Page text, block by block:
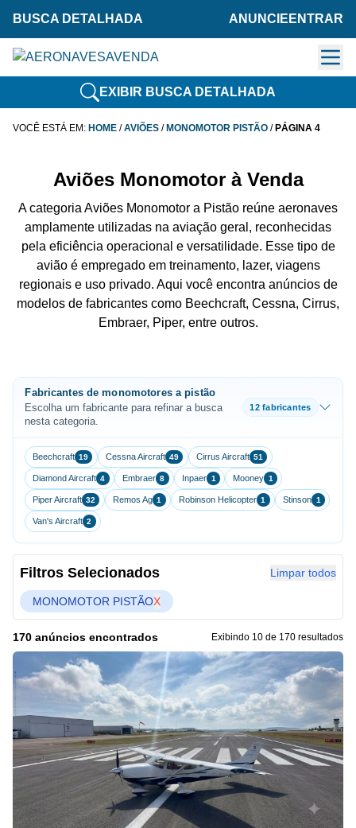
BUSCA DETALHADA ANUNCIE ENTRAR
EXIBIR BUSCA DETALHADA
VOCÊ ESTÁ EM: HOME /AVIÕES / MONOMOTOR PISTÃO / PÁGINA 4
Aviões Monomotor à Venda
A categoria Aviões Monomotor a Pistão reúne aeronaves
amplamente utilizadas na aviação geral, reconhecidas
pela eficiência operacional e versatilidade. Esse tipo de
avião é empregado em treinamento, lazer, viagens
regionais e uso privado. Aqui você encontra anúncios de
modelos de fabricantes como Beechcraft, Cessna, Cirrus,
Embraer, Piper, entre outros.
Fabricantes de monomotores a pistão
Escolha um fabricante para refinar a busca
nesta categoria.
12 fabricantes
Beechcraft 19 Cessna Aircraft 49 Cirrus Aircraft 51
Diamond Aircraft 4 Embraer 8 Inpaer 1 Mooney 1
Piper Aircraft 32 Remos Ag 1 Robinson Helicopter 1 Stinson 1
Van's Aircraft 2
Filtros Selecionados Limpar todos
MONOMOTOR PISTÃOX
170 anúncios encontrados Exibindo 10 de 170 resultados